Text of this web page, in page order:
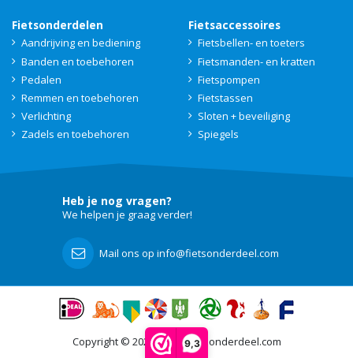
9,3
Fietsonderdelen
Aandrijving en bediening
Banden en toebehoren
Pedalen
Remmen en toebehoren
Verlichting
Zadels en toebehoren
Fietsaccessoires
Fietsbellen- en toeters
Fietsmanden- en kratten
Fietspompen
Fietstassen
Sloten + beveiliging
Spiegels
Heb je nog vragen?
We helpen je graag verder!
Mail ons op info@fietsonderdeel.com
Copyright © 2021 - 2026 Fietsonderdeel.com